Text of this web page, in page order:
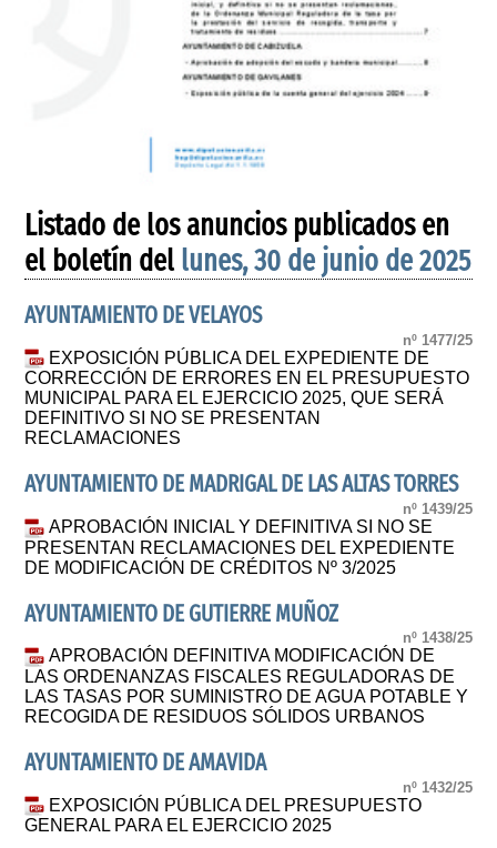
Listado de los anuncios publicados en
el boletín del lunes, 30 de junio de 2025
AYUNTAMIENTO DE VELAYOS
nº 1477/25
EXPOSICIÓN PÚBLICA DEL EXPEDIENTE DE
CORRECCIÓN DE ERRORES EN EL PRESUPUESTO
MUNICIPAL PARA EL EJERCICIO 2025, QUE SERÁ
DEFINITIVO SI NO SE PRESENTAN
RECLAMACIONES
AYUNTAMIENTO DE MADRIGAL DE LAS ALTAS TORRES
nº 1439/25
APROBACIÓN INICIAL Y DEFINITIVA SI NO SE
PRESENTAN RECLAMACIONES DEL EXPEDIENTE
DE MODIFICACIÓN DE CRÉDITOS Nº 3/2025
AYUNTAMIENTO DE GUTIERRE MUÑOZ
nº 1438/25
APROBACIÓN DEFINITIVA MODIFICACIÓN DE
LAS ORDENANZAS FISCALES REGULADORAS DE
LAS TASAS POR SUMINISTRO DE AGUA POTABLE Y
RECOGIDA DE RESIDUOS SÓLIDOS URBANOS
AYUNTAMIENTO DE AMAVIDA
nº 1432/25
EXPOSICIÓN PÚBLICA DEL PRESUPUESTO
GENERAL PARA EL EJERCICIO 2025